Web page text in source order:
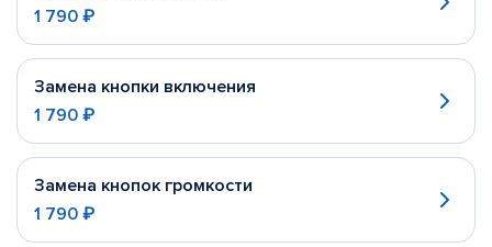
1 790 ₽
Замена кнопки включения
1 790 ₽
Замена кнопок громкости
1 790 ₽